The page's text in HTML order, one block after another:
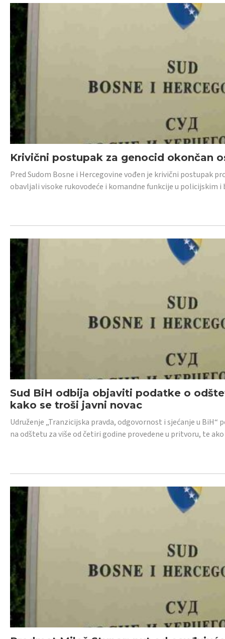
Krivični postupak za genocid okončan
Pred Sudom Bosne i Hercegovine vođen je krivični postupak
obavljali visoke rukovodeće i komandne funkcije u policijskim
Sud BiH odbija objaviti podatke o
kako se troši javni novac
Udruženje „Tranzicijska pravda, odgovornost i sjećanje u
na odštetu za više od četiri godine provedene u pritvoru, te